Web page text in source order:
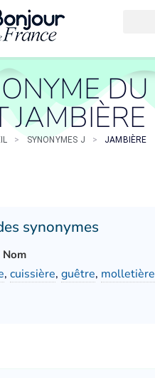
DU
JAMBIÈRE
> SYNONYMES J > JAMBIÈRE
synonymes
, cuissière, guêtre, molletière